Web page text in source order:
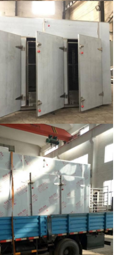
خشک کن اسپری فشار
خشک کن فر با هوای گرم
سنگ شکن جهانی
ماشین سنگ زنی فوق العاده
میکسر پودر نوع V
IBC Bin Blender
دستگاه خشک کن صنعتی
دستگاه فلاش خشک کن
پارو خشک کن
دستگاه خشک کن خلاء